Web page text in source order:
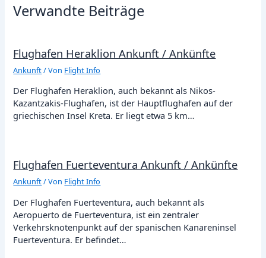
Verwandte Beiträge
Flughafen Heraklion Ankunft / Ankünfte
Ankunft/ Von Flight Info
Der Flughafen Heraklion, auch bekannt als Nikos-
Kazantzakis-Flughafen, ist der Hauptflughafen auf der
griechischen Insel Kreta. Er liegt etwa 5 km…
Flughafen Fuerteventura Ankunft / Ankünfte
Ankunft/ Von Flight Info
Der Flughafen Fuerteventura, auch bekannt als
Aeropuerto de Fuerteventura, ist ein zentraler
Verkehrsknotenpunkt auf der spanischen Kanareninsel
Fuerteventura. Er befindet…